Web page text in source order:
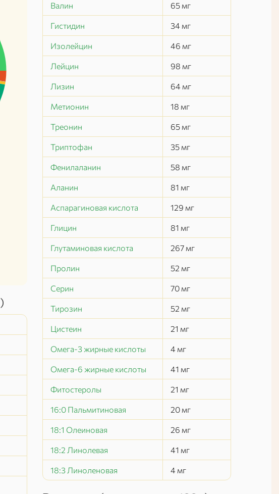
Валин 65 мг
Гистидин 34 мг
Изолейцин 46 мг
Лейцин 98 мг
Лизин 64 мг
Метионин 18 мг
Треонин 65 мг
Триптофан 35 мг
Фенилаланин 58 мг
Аланин 81 мг
Аспарагиновая кислота 129 мг
Глицин 81 мг
Глутаминовая кислота 267 мг
Пролин 52 мг
Серин 70 мг
Тирозин 52 мг
Цистеин 21 мг
Омега-3 жирные кислоты 4 мг
Омега-6 жирные кислоты 41 мг
Фитостеролы 21 мг
16:0 Пальмитиновая 20 мг
18:1 Олеиновая 26 мг
18:2 Линолевая 41 мг
18:3 Линоленовая 4 мг
)